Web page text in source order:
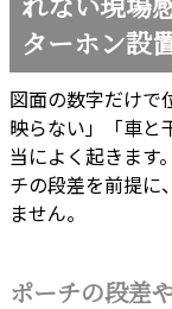
れない現場
ターホン設
図面の数字だけで
映らない」「車と
当によく起きます
チの段差を前提に
ません。
ポーチの段差